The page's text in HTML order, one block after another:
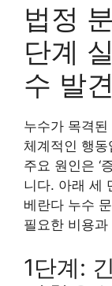
법정
단계
수 발
누수가 목격
체계적인 행
주요 원인은 ‘
니다. 아래 세
베란다 누수
필요한 비용
1단계: